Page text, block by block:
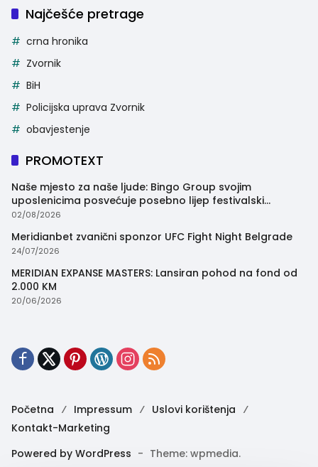
Najčešće pretrage
crna hronika
Zvornik
BiH
Policijska uprava Zvornik
obavjestenje
PROMOTEXT
Naše mjesto za naše ljude: Bingo Group svojim
uposlenicima posvećuje posebno lijep festivalski
trenutak
02/08/2026
Meridianbet zvanični sponzor UFC Fight Night Belgrade
24/07/2026
MERIDIAN EXPANSE MASTERS: Lansiran pohod na fond od
2.000 KM
20/06/2026
Početna Impressum
Uslovi korištenja
Kontakt-Marketing
Powered by WordPress - Theme: wpmedia.